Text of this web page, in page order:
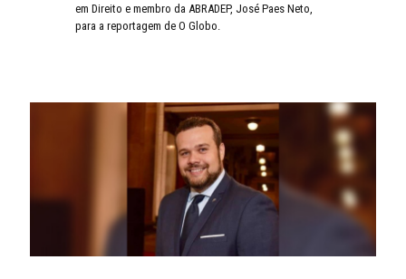
em Direito e membro da ABRADEP, José Paes Neto,
para a reportagem de O Globo.